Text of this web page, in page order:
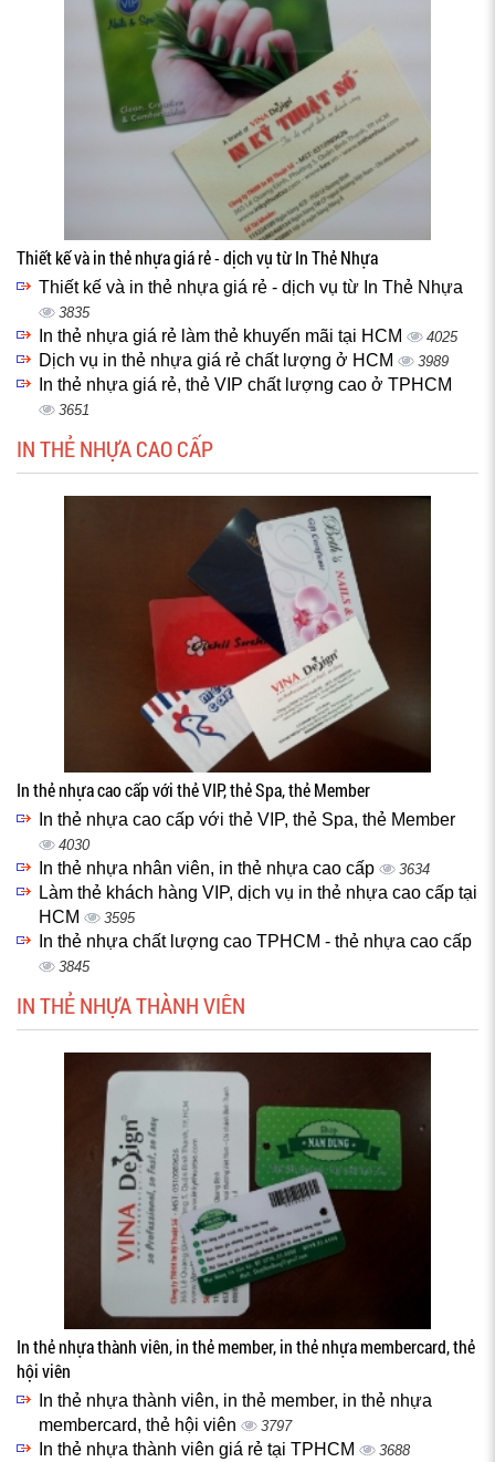
Thiết kế và in thẻ nhựa giá rẻ - dịch vụ từ In Thẻ Nhựa
Thiết kế và in thẻ nhựa giá rẻ - dịch vụ từ In Thẻ Nhựa
3835
In thẻ nhựa giá rẻ làm thẻ khuyến mãi tại HCM 4025
Dịch vụ in thẻ nhựa giá rẻ chất lượng ở HCM 3989
In thẻ nhựa giá rẻ, thẻ VIP chất lượng cao ở TPHCM
3651
IN THẺ NHỰA CAO CẤP
In thẻ nhựa cao cấp với thẻ VIP, thẻ Spa, thẻ Member
In thẻ nhựa cao cấp với thẻ VIP, thẻ Spa, thẻ Member
4030
In thẻ nhựa nhân viên, in thẻ nhựa cao cấp 3634
Làm thẻ khách hàng VIP, dịch vụ in thẻ nhựa cao cấp tại
HCM
3595
In thẻ nhựa chất lượng cao TPHCM - thẻ nhựa cao cấp
3845
IN THẺ NHỰA THÀNH VIÊN
In thẻ nhựa thành viên, in thẻ member, in thẻ nhựa membercard, thẻ
hội viên
In thẻ nhựa thành viên, in thẻ member, in thẻ nhựa
membercard, thẻ hội viên
3797
In thẻ nhựa thành viên giá rẻ tại TPHCM 3688